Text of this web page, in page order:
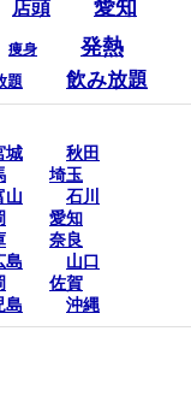
店頭 愛知
痩身 発熱
題 飲み放題
城
秋田
埼玉
山
石川
愛知
奈良
島
山口
佐賀
島 沖縄